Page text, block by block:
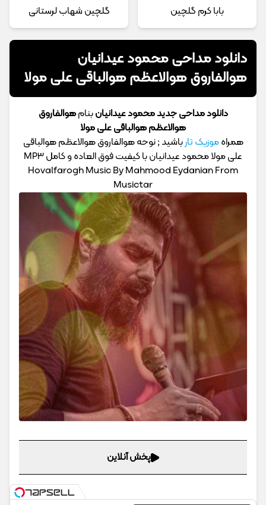
بابا کرم گلچین گلچین شهاب لرستانی
دانلود مداحی محمود عیدانیان
هوالفاروق هوالاعظم هوالباقی علی مولا
دانلود مداحی جدید محمود عیدانیانبنامهوالفاروق
هوالاعظم هوالباقی علی مولا
همراهموزیک تارباشید ; نوحه هوالفاروق هوالاعظم هوالباقی
علی مولا محمود عیدانیان با کیفیت فوق العاده و کامل MP3
Hovalfarogh Music By Mahmood Eydanian From
Musictar
پخش آنلاین